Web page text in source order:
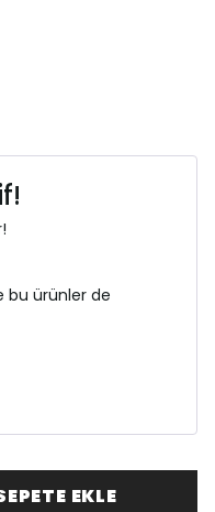
bu ürünler de
EKLE